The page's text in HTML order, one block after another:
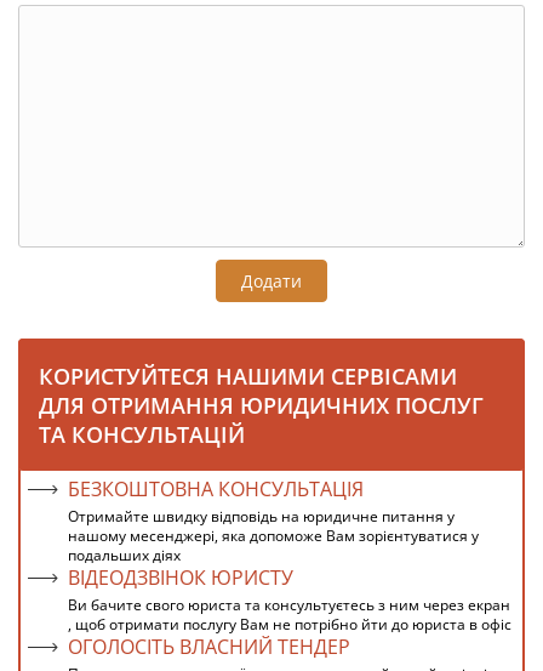
Додати
КОРИСТУЙТЕСЯ НАШИМИ СЕРВІСАМИ
ДЛЯ ОТРИМАННЯ ЮРИДИЧНИХ ПОСЛУГ
ТА КОНСУЛЬТАЦІЙ
БЕЗКОШТОВНА КОНСУЛЬТАЦІЯ
Отримайте швидку відповідь на юридичне питання у
нашому месенджері, яка допоможе Вам зорієнтуватися у
подальших діях
ВІДЕОДЗВІНОК ЮРИСТУ
Ви бачите свого юриста та консультуєтесь з ним через екран
, щоб отримати послугу Вам не потрібно йти до юриста в офіс
ОГОЛОСІТЬ ВЛАСНИЙ ТЕНДЕР